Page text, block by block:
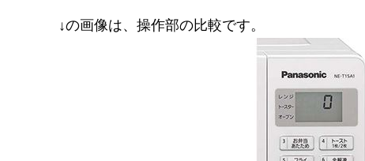
↓の画像は、操作部の比較です。